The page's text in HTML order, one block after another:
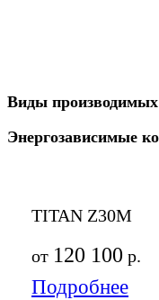
Виды
Энергозависимые
TITAN Z30M
от 120 100 р.
Подробнее